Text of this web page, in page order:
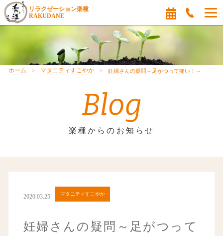
リラクゼーション楽種
RAKUDANE
ホーム マタニティすこやか 妊婦さんの疑問～足がつって痛い！～
Blog
楽種からのお知らせ
2020.03.25 マタニティすこやか
妊婦さんの疑問～足がつって